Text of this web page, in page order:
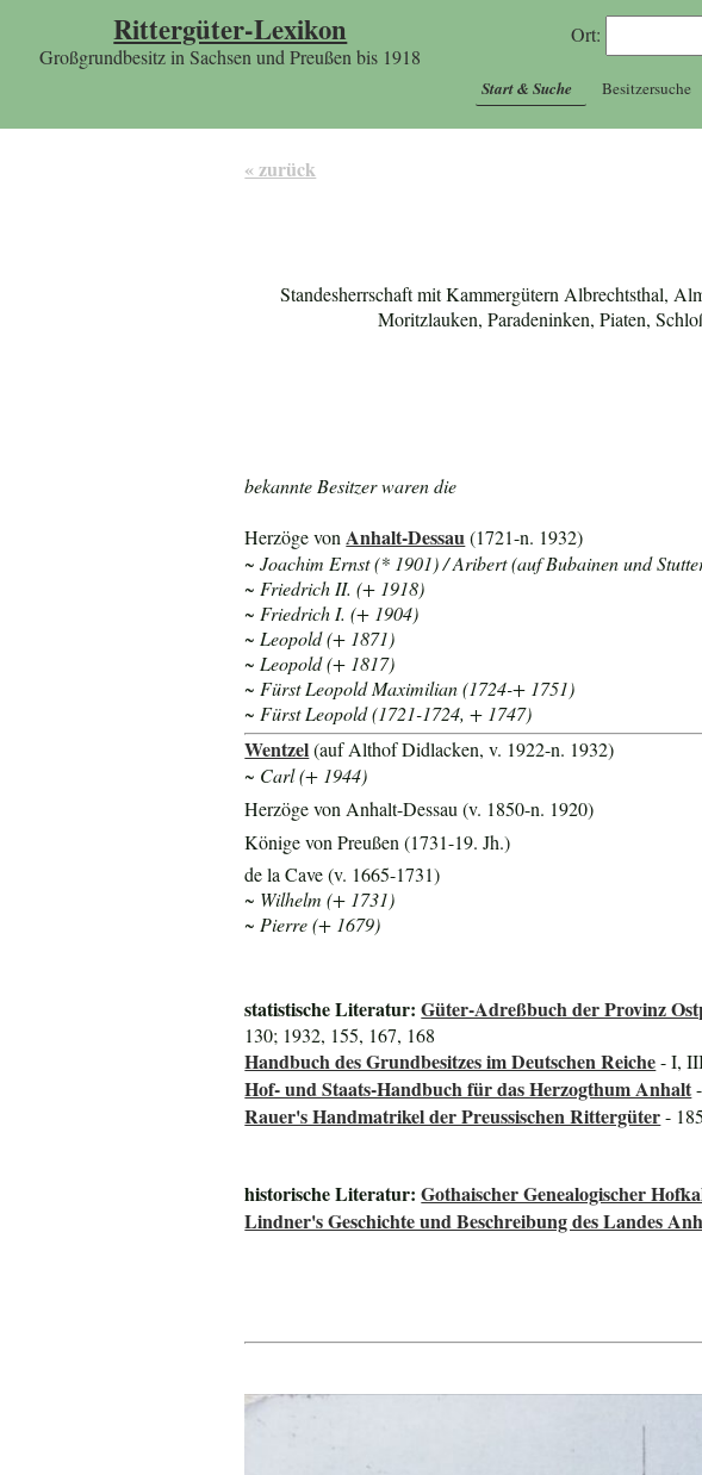
Rittergüter-Lexikon
Großgrundbesitz in Sachsen und Preußen bis 1918
Ort:
Start & Suche Besitzersuche
« zurück
Standesherrschaft mit Kammergütern Albrechtsthal,
Moritzlauken, Paradeninken, Piaten,
bekannte Besitzer waren die
Herzöge von Anhalt-Dessau (1721-n. 1932)
~ Joachim Ernst (* 1901) / Aribert (auf Bubainen und
~ Friedrich II. (+ 1918)
~ Friedrich I. (+ 1904)
~ Leopold (+ 1871)
~ Leopold (+ 1817)
~ Fürst Leopold Maximilian (1724-+ 1751)
~ Fürst Leopold (1721-1724, + 1747)
Wentzel(auf Althof Didlacken, v. 1922-n. 1932)
~ Carl (+ 1944)
Herzöge von Anhalt-Dessau (v. 1850-n. 1920)
Könige von Preußen (1731-19. Jh.)
de la Cave (v. 1665-1731)
~ Wilhelm (+ 1731)
~ Pierre (+ 1679)
statistische Literatur:Güter-Adreßbuch der Provinz
130; 1932, 155, 167, 168
Handbuch des Grundbesitzes im Deutschen Reiche- I,
Hof- und Staats-Handbuch für das Herzogthum Anhalt
Rauer's Handmatrikel der Preussischen Rittergüter-
historische Literatur:Gothaischer Genealogischer
Lindner's Geschichte und Beschreibung des Landes